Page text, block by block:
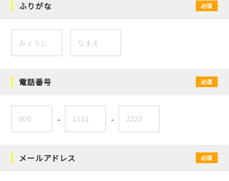
ふりがな 必須
電話番号 必須
- -
メールアドレス 必須